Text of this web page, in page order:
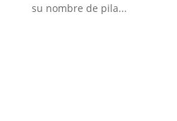
su nombre de pila...